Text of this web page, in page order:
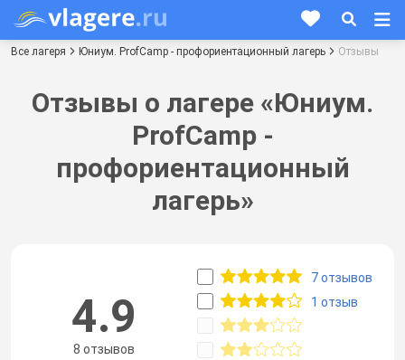
Все лагеря Юниум. ProfCamp - профориентационный лагерь Отзывы
Отзывы о лагере «Юниум.
ProfCamp -
профориентационный
лагерь»
4.9
8 отзывов
7 отзывов
1 отзыв